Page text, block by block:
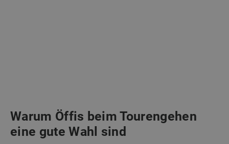
Warum Öffis beim Tourengehen
eine gute Wahl sind